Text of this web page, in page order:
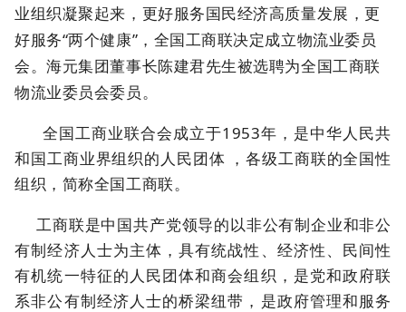
业组织凝聚起来，更好服务国民经济高质量发展，更
好服务“两个健康”，全国工商联决定成立物流业委员
会。海元集团董事长陈建君先生被选聘为全国工商联
物流业委员会委员。
全国工商业联合会成立于1953年，是中华人民共
和国工商业界组织的人民团体 ，各级工商联的全国性
组织，简称全国工商联。
工商联是中国共产党领导的以非公有制企业和非公
有制经济人士为主体，具有统战性、经济性、民间性
有机统一特征的人民团体和商会组织，是党和政府联
系非公有制经济人士的桥梁纽带，是政府管理和服务